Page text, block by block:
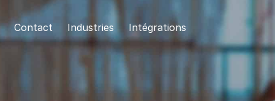
Contact Industries Intégrations